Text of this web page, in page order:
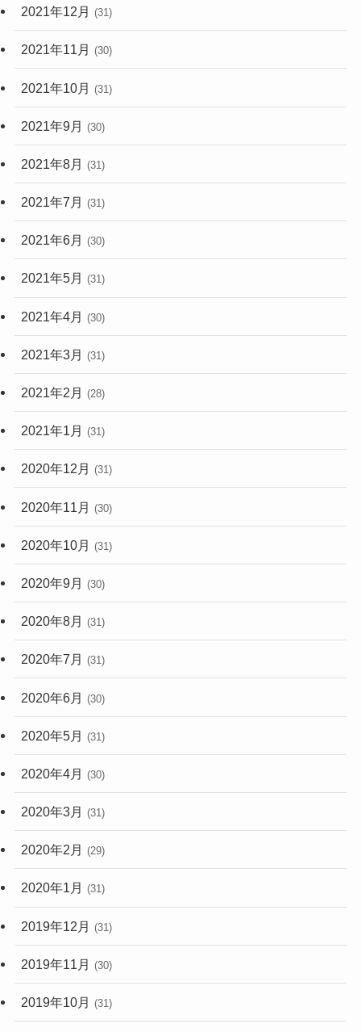
2021年12月 (31)
2021年11月 (30)
2021年10月 (31)
2021年9月 (30)
2021年8月 (31)
2021年7月 (31)
2021年6月 (30)
2021年5月 (31)
2021年4月 (30)
2021年3月 (31)
2021年2月 (28)
2021年1月 (31)
2020年12月 (31)
2020年11月 (30)
2020年10月 (31)
2020年9月 (30)
2020年8月 (31)
2020年7月 (31)
2020年6月 (30)
2020年5月 (31)
2020年4月 (30)
2020年3月 (31)
2020年2月 (29)
2020年1月 (31)
2019年12月 (31)
2019年11月 (30)
2019年10月 (31)